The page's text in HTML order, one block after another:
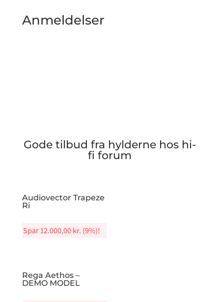
Anmeldelser
Gode tilbud fra hylderne hos hi-
fi forum
Audiovector Trapeze
Ri
Spar12.000,00kr. (9%)!
Rega Aethos –
DEMO MODEL